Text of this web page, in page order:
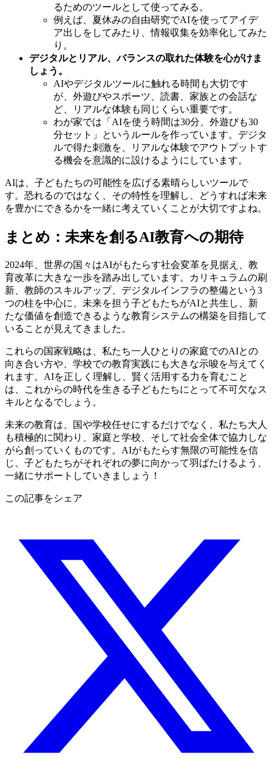
るためのツールとして使ってみる。
例えば、夏休みの自由研究でAIを使ってアイデ
ア出しをしてみたり、情報収集を効率化してみた
り。
デジタルとリアル、バランスの取れた体験を心がけま
しょう。
AIやデジタルツールに触れる時間も大切です
が、外遊びやスポーツ、読書、家族との会話な
ど、リアルな体験も同じくらい重要です。
わが家では「AIを使う時間は30分、外遊びも30
分セット」というルールを作っています。デジタ
ルで得た刺激を、リアルな体験でアウトプットす
る機会を意識的に設けるようにしています。
AIは、子どもたちの可能性を広げる素晴らしいツールで
す。恐れるのではなく、その特性を理解し、どうすれば未来
を豊かにできるかを一緒に考えていくことが大切ですよね。
まとめ：未来を創るAI教育への期待
2024年、世界の国々はAIがもたらす社会変革を見据え、教
育改革に大きな一歩を踏み出しています。カリキュラムの刷
新、教師のスキルアップ、デジタルインフラの整備という3
つの柱を中心に、未来を担う子どもたちがAIと共生し、新
たな価値を創造できるような教育システムの構築を目指して
いることが見えてきました。
これらの国家戦略は、私たち一人ひとりの家庭でのAIとの
向き合い方や、学校での教育実践にも大きな示唆を与えてく
れます。AIを正しく理解し、賢く活用する力を育むこと
は、これからの時代を生きる子どもたちにとって不可欠なス
キルとなるでしょう。
未来の教育は、国や学校任せにするだけでなく、私たち大人
も積極的に関わり、家庭と学校、そして社会全体で協力しな
がら創っていくものです。AIがもたらす無限の可能性を信
じ、子どもたちがそれぞれの夢に向かって羽ばたけるよう、
一緒にサポートしていきましょう！
この記事をシェア